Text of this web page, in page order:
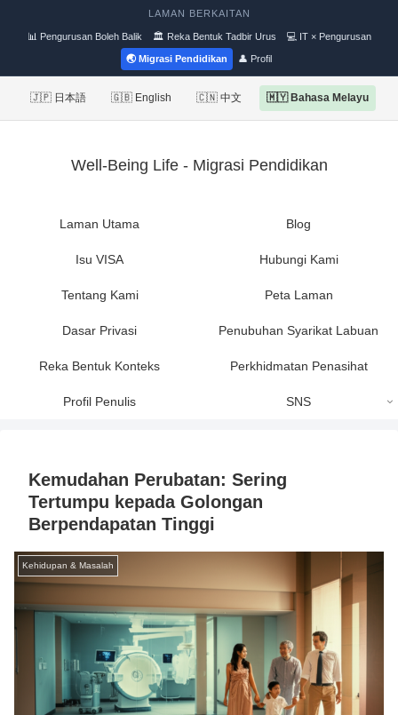
LAMAN BERKAITAN
📊 Pengurusan Boleh Balik 🏛 Reka Bentuk Tadbir Urus 💻 IT × Pengurusan
🌏 Migrasi Pendidikan 👤 Profil
🇯🇵 日本語 🇬🇧 English 🇨🇳 中文 🇲🇾 Bahasa Melayu
Well-Being Life - Migrasi Pendidikan
Laman Utama Blog
Isu VISA Hubungi Kami
Tentang Kami Peta Laman
Dasar Privasi Penubuhan Syarikat Labuan
Reka Bentuk Konteks Perkhidmatan Penasihat
Profil Penulis SNS
Kemudahan Perubatan: Sering
Tertumpu kepada Golongan
Berpendapatan Tinggi
Kehidupan & Masalah